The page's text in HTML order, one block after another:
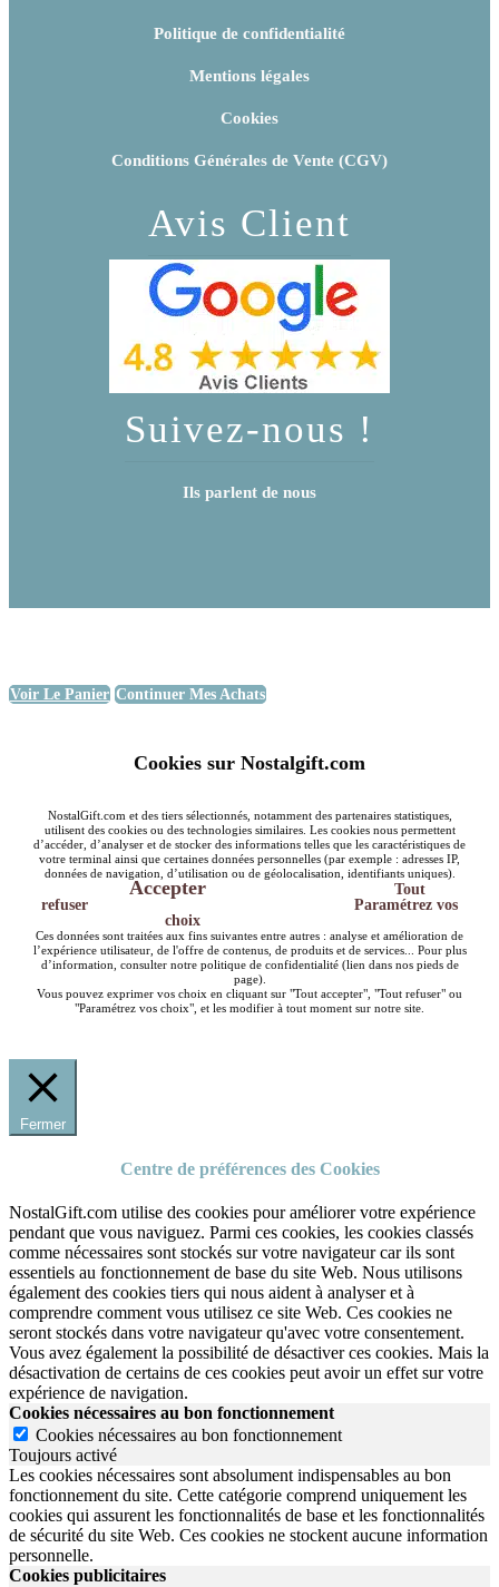
Politique de confidentialité
Mentions légales
Cookies
Conditions Générales de Vente (CGV)
Avis Client
Suivez-nous !
Ils parlent de nous
Voir Le Panier Continuer Mes Achats
Cookies sur Nostalgift.com
NostalGift.com et des tiers sélectionnés, notamment des partenaires statistiques,
utilisent des cookies ou des technologies similaires. Les cookies nous permettent
d’accéder, d’analyser et de stocker des informations telles que les caractéristiques de
votre terminal ainsi que certaines données personnelles (par exemple : adresses IP,
données de navigation, d’utilisation ou de géolocalisation, identifiants uniques).
Accepter
Tout
refuser
Paramétrez vos
choix
Ces données sont traitées aux fins suivantes entre autres : analyse et amélioration de
l’expérience utilisateur, de l'offre de contenus, de produits et de services... Pour plus
d’information, consulter notre politique de confidentialité (lien dans nos pieds de
page).
Vous pouvez exprimer vos choix en cliquant sur "Tout accepter", "Tout refuser" ou
"Paramétrez vos choix", et les modifier à tout moment sur notre site.
Fermer
Centre de préférences des Cookies
NostalGift.com utilise des cookies pour améliorer votre expérience
pendant que vous naviguez. Parmi ces cookies, les cookies classés
comme nécessaires sont stockés sur votre navigateur car ils sont
essentiels au fonctionnement de base du site Web. Nous utilisons
également des cookies tiers qui nous aident à analyser et à
comprendre comment vous utilisez ce site Web. Ces cookies ne
seront stockés dans votre navigateur qu'avec votre consentement.
Vous avez également la possibilité de désactiver ces cookies. Mais la
désactivation de certains de ces cookies peut avoir un effet sur votre
expérience de navigation.
Cookies nécessaires au bon fonctionnement
Cookies nécessaires au bon fonctionnement
Toujours activé
Les cookies nécessaires sont absolument indispensables au bon
fonctionnement du site. Cette catégorie comprend uniquement les
cookies qui assurent les fonctionnalités de base et les fonctionnalités
de sécurité du site Web. Ces cookies ne stockent aucune information
personnelle.
Cookies publicitaires